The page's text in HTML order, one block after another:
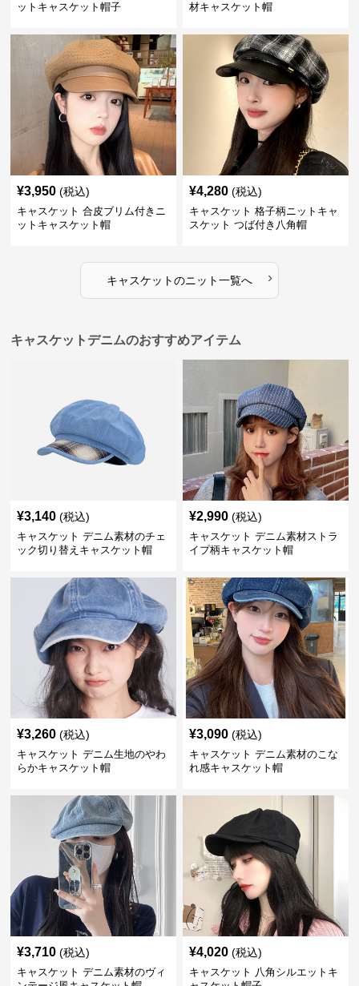
ットキャスケット帽子
材キャスケット帽
¥3,950 (税込)
キャスケット 合皮ブリム付きニ
ットキャスケット帽
¥4,280 (税込)
キャスケット 格子柄ニットキャ
スケット つば付き八角帽
キャスケットのニット一覧へ ›
キャスケットデニムのおすすめアイテム
¥3,140 (税込)
キャスケット デニム素材のチェ
ック切り替えキャスケット帽
¥2,990 (税込)
キャスケット デニム素材ストラ
イプ柄キャスケット帽
¥3,260 (税込)
キャスケット デニム生地のやわ
らかキャスケット帽
¥3,090 (税込)
キャスケット デニム素材のこな
れ感キャスケット帽
¥3,710 (税込)
キャスケット デニム素材のヴィ
¥4,020 (税込)
キャスケット 八角シルエットキ